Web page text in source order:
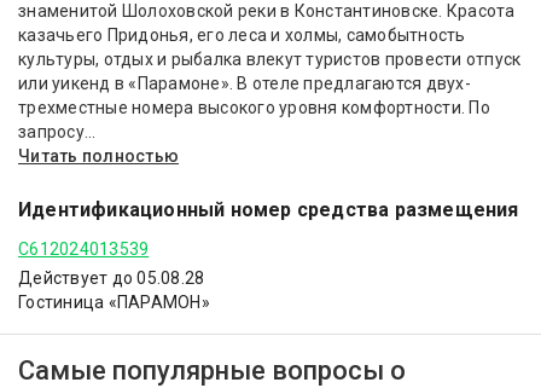
знаменитой Шолоховской реки в Константиновске. Красота
казачьего Придонья, его леса и холмы, самобытность
культуры, отдых и рыбалка влекут туристов провести отпуск
или уикенд в «Парамоне». В отеле предлагаются двух-
трехместные номера высокого уровня комфортности. По
запросу...
Читать полностью
Идентификационный номер средства размещения
С612024013539
Действует до 05.08.28
Гостиница «ПАРАМОН»
Самые популярные вопросы о